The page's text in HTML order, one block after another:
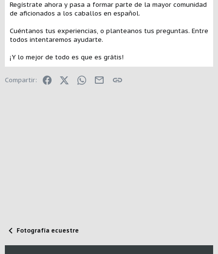
Regístrate ahora y pasa a formar parte de la mayor comunidad
de aficionados a los caballos en español.
Cuéntanos tus experiencias, o planteanos tus preguntas. Entre
todos intentaremos ayudarte.
¡Y lo mejor de todo es que es grátis!
Compartir: FacebookX (Twitter)WhatsApp
E-mailEnlace
Fotografía ecuestre